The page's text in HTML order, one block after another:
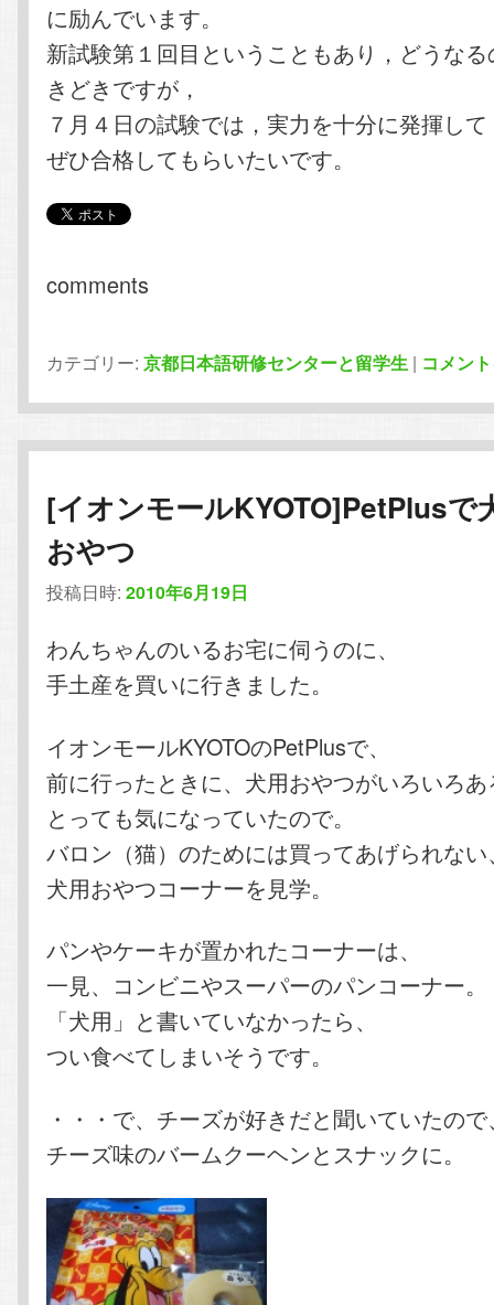
に励んでいます。
新試験第１回目ということもあり，どうな
きどきですが，
７月４日の試験では，実力を十分に発揮して
ぜひ合格してもらいたいです。
comments
カテゴリー: 京都日本語研修センターと留学生 | コメン
[イオンモールKYOTO]PetPlusで
おやつ
投稿日時:2010年6月19日
わんちゃんのいるお宅に伺うのに、
手土産を買いに行きました。
イオンモールKYOTOのPetPlusで、
前に行ったときに、犬用おやつがいろいろ
とっても気になっていたので。
バロン（猫）のためには買ってあげられない
犬用おやつコーナーを見学。
パンやケーキが置かれたコーナーは、
一見、コンビニやスーパーのパンコーナー。
「犬用」と書いていなかったら、
つい食べてしまいそうです。
・・・で、チーズが好きだと聞いていたので
チーズ味のバームクーヘンとスナックに。